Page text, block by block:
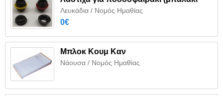
Λευκάδια / Νομός Ημαθίας
0€
Μπλοκ Κουμ Καν
Νάουσα / Νομός Ημαθίας